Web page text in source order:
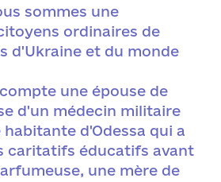
sommes une
ordinaires de
d'Ukraine et du monde
une épouse de
d'un médecin militaire
d'Odessa qui a
caritatifs éducatifs avant
une mère de